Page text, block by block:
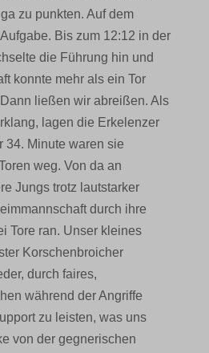
zu punkten. Auf dem
Bis zum 12:12 in der
die Führung hin und
konnte mehr als ein Tor
ließen wir abreißen. Als
lagen die Erkelenzer
34. Minute waren sie
weg. Von da an
Jungs trotz lautstarker
durch ihre
Tore ran. Unser kleines
Korschenbroicher
durch faires,
während der Angriffe
zu leisten, was uns
von der gegnerischen